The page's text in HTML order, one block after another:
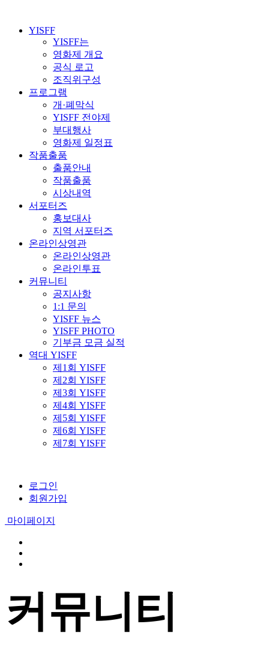
YISFF
YISFF는
영화제 개요
공식 로고
조직위구성
프로그램
개·폐막식
YISFF 전야제
부대행사
영화제 일정표
작품출품
출품안내
작품출품
시상내역
서포터즈
홍보대사
지역 서포터즈
온라인상영관
온라인상영관
온라인투표
커뮤니티
공지사항
1:1 문의
YISFF 뉴스
YISFF PHOTO
기부금 모금 실적
역대 YISFF
제1회 YISFF
제2회 YISFF
제3회 YISFF
제4회 YISFF
제5회 YISFF
제6회 YISFF
제7회 YISFF
로그인
회원가입
마이페이지
커뮤니티